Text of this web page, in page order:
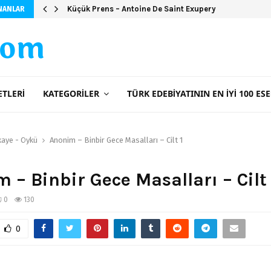
Küçük Prens – Antoine De Saint Exupery
KATEGORILER TÜRK EDEBIYATININ EN İYI 100
- Öykü Anonim – Binbir Gece Masalları – Cilt 1
– Binbir Gece Masalları – Cilt
0 130
0